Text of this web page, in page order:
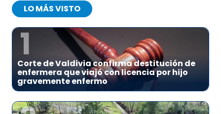
LO MÁS VISTO
1
Corte de Valdivia confirma destitución de
enfermera que viajó con licencia por hijo
gravemente enfermo